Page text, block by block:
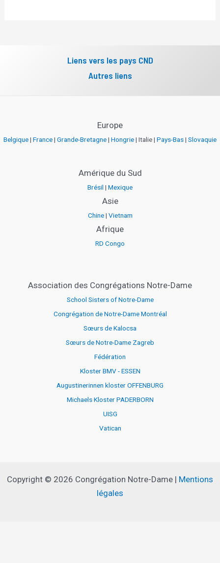
Liens vers les pays CND
Autres liens
Europe
Belgique| France| Grande-Bretagne| Hongrie| Italie | Pays-Bas| Slovaquie
Amérique du Sud
Brésil | Mexique
Asie
Chine| Vietnam
Afrique
RD Congo
Association des Congrégations Notre-Dame
School Sisters of Notre-Dame
Congrégation de Notre-Dame Montréal
Sœurs de Kalocsa
Sœurs de Notre-Dame Zagreb
Fédération
Kloster BMV - ESSEN
Augustinerinnen kloster OFFENBURG
Michaels Kloster PADERBORN
UISG
Vatican
Copyright © 2026 Congrégation Notre-Dame | Mentions
légales